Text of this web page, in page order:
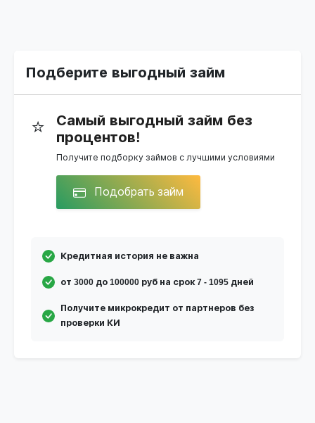
Подберите выгодный займ
⭐
Самый выгодный займ без
процентов!
Получите подборку займов с лучшими условиями
Подобрать займ
Кредитная история не важна
от 3000 до 100000 руб на срок 7 - 1095 дней
Получите микрокредит от партнеров без
проверки КИ